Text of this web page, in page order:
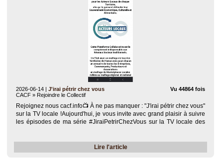
2026-06-14 J'irai pétrir chez vous
Vu 44864 fois
CACF » Rejoindre le Collectif
Rejoignez nous cacf.info​📺 À ne pas manquer : "J'irai pétrir chez vous"
sur la TV locale !​Aujourd'hui, je vous invite avec grand plaisir à suivre
les épisodes de ma série #JiraiPetrirChezVous sur la TV locale des
Lire l'article